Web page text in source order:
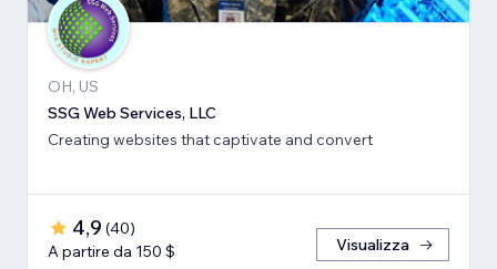
OH, US
SSG Web Services, LLC
Creating websites that captivate and convert
4,9 (40)
A partire da 150 $
Visualizza